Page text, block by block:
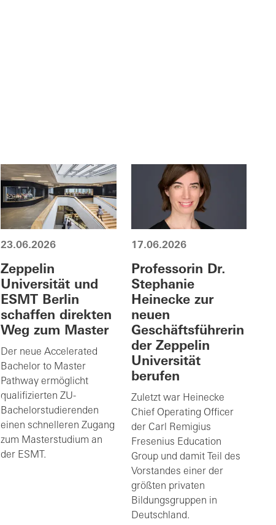
23.06.2026
Zeppelin
Universität und
ESMT Berlin
schaffen direkten
Weg zum Master
Der neue Accelerated
Bachelor to Master
Pathway ermöglicht
qualifizierten ZU-
Bachelorstudierenden
einen schnelleren Zugang
zum Masterstudium an
der ESMT.
17.06.2026
Professorin Dr.
Stephanie
Heinecke zur
neuen
Geschäftsführerin
der Zeppelin
Universität
berufen
Zuletzt war Heinecke
Chief Operating Officer
der Carl Remigius
Fresenius Education
Group und damit Teil des
Vorstandes einer der
größten privaten
Bildungsgruppen in
Deutschland.